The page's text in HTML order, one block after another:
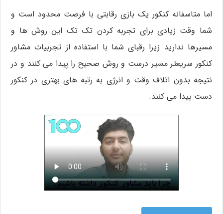
اما متاسفانه کنکور یک بازی رقابتی با فرصت محدود است و
شما وقت زیادی برای تجربه کردن تک تک این روش ها و
مسیرها ندارید زیرا رقبای شما با استفاده از تجربیات مشاور
کنکور سریعتر مسیر درست و روش صحیح را پیدا می کنند و در
نتیجه بدون اتلاف وقت و انرژی به رتبه های بهتری در کنکور
دست پیدا می کنند.